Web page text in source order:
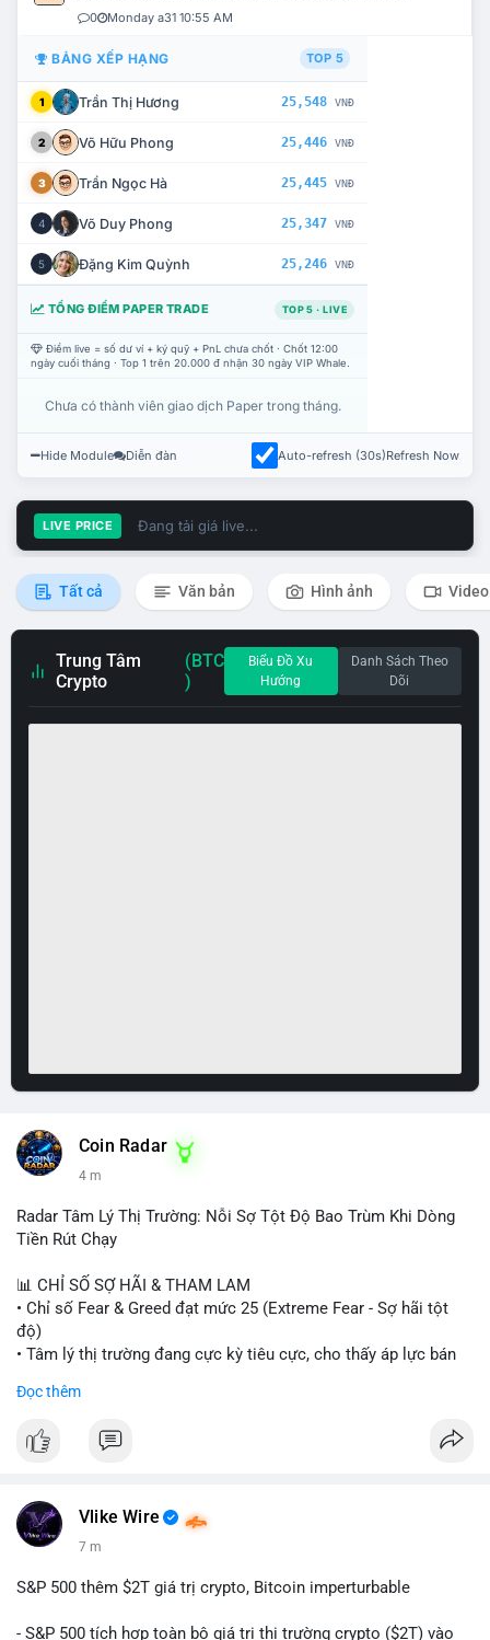
0 Monday a31 10:55 AM
BẢNG XẾP HẠNG TOP 5
1 Trần Thị Hương 25,548 VNĐ
2 Võ Hữu Phong 25,446 VNĐ
3 Trần Ngọc Hà 25,445 VNĐ
4 Võ Duy Phong 25,347 VNĐ
5 Đặng Kim Quỳnh 25,246 VNĐ
TỔNG ĐIỂM PAPER TRADE TOP 5 · LIVE
Điểm live = số dư ví + ký quỹ + PnL chưa chốt · Chốt 12:00
ngày cuối tháng · Top 1 trên 20.000 đ nhận 30 ngày VIP Whale.
Chưa có thành viên giao dịch Paper trong tháng.
Hide Module Diễn đàn Auto-refresh (30s)Refresh Now
LIVE PRICE Đang tải giá live...
Tất cả Văn bản Hình ảnh Video
Trung Tâm
Crypto
(BTC
)
Biểu Đồ Xu
Hướng
Danh Sách Theo
Dõi
Coin Radar
4 m
Radar Tâm Lý Thị Trường: Nỗi Sợ Tột Độ Bao Trùm Khi Dòng
Tiền Rút Chạy
📊 CHỈ SỐ SỢ HÃI & THAM LAM
• Chỉ số Fear & Greed đạt mức 25 (Extreme Fear - Sợ hãi tột
độ)
• Tâm lý thị trường đang cực kỳ tiêu cực, cho thấy áp lực bán
• CoinGecko Trending: Heima (HEI), Pi Network (PI), Pudgy
Tesla, Apple.
• Google Trends Việt Nam: Các chủ đề đời sống như dự báo
• Tin tức quốc tế: Nga chính thức ban hành luật quản lý sàn
Đọc thêm
Vlike Wire
7 m
S&P 500 thêm $2T giá trị crypto, Bitcoin imperturbable
- S&P 500 tích hợp toàn bộ giá trị thị trường crypto ($2T) vào